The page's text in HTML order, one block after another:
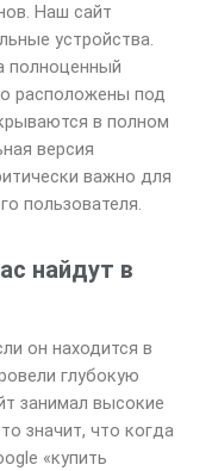
Наш сайт
устройства.
полноценный
расположены под
в полном
версия
важно для
пользователя.
найдут в
он находится в
глубокую
занимал высокие
значит, что когда
«купить